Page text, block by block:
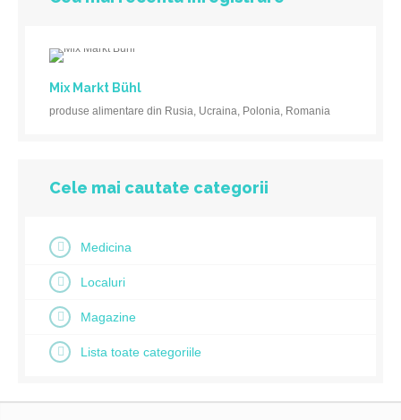
Mix Markt Bühl
produse alimentare din Rusia, Ucraina, Polonia, Romania
Cele mai cautate categorii
Medicina
Localuri
Magazine
Lista toate categoriile